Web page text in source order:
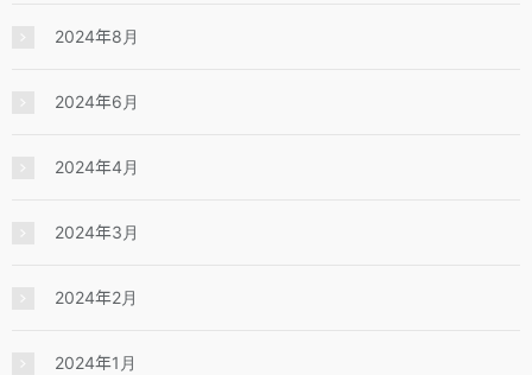
2024年8月
2024年6月
2024年4月
2024年3月
2024年2月
2024年1月